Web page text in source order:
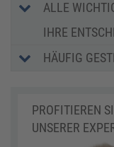
ALLE
IHRE
HÄUFIG
PROFITIEREN
UNSERER